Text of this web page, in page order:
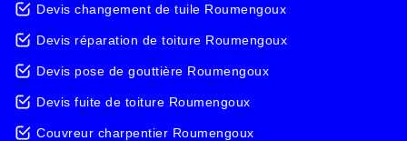
Devis changement de tuile Roumengoux
Devis réparation de toiture Roumengoux
Devis pose de gouttière Roumengoux
Devis fuite de toiture Roumengoux
Couvreur charpentier Roumengoux